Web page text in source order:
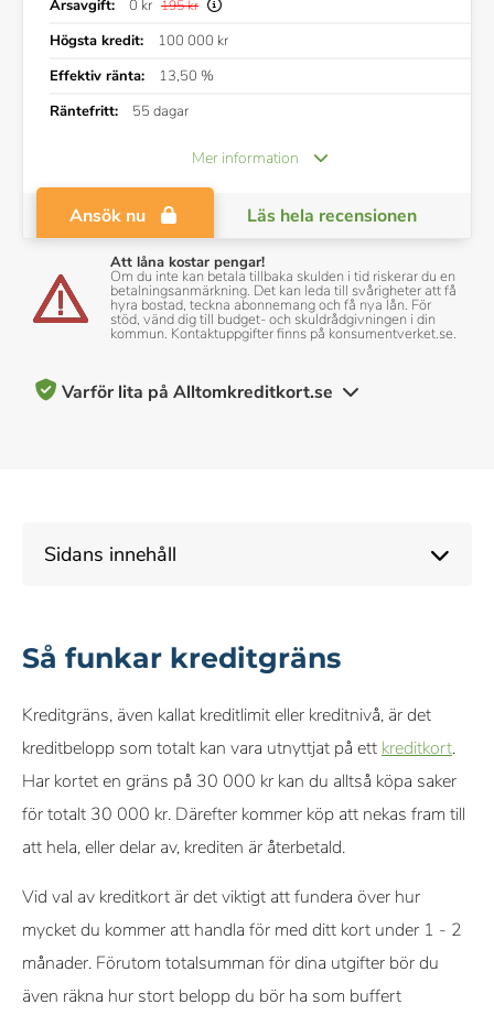
Årsavgift: 0 kr 195 kr
Högsta kredit:
100 000 kr
Effektiv ränta:
13,50 %
Räntefritt:
55 dagar
Mer information
Ansök nu Läs hela recensionen
Att låna kostar pengar!
Om du inte kan betala tillbaka skulden i tid riskerar du en
betalningsanmärkning. Det kan leda till svårigheter att få
hyra bostad, teckna abonnemang och få nya lån. För
stöd, vänd dig till budget- och skuldrådgivningen i din
kommun. Kontaktuppgifter finns på konsumentverket.se.
Varför lita på Alltomkreditkort.se
ekonomi
Vårt innehåll om kreditkort, inklusive betyg och
Vi får provision från vissa samarbetspartners när du ansöker
eller klickar via våra länkar. Detta gör det möjligt för oss att
Sidans innehåll
Så funkar kreditgräns
Kreditgräns, även kallat kreditlimit eller kreditnivå, är det
kreditbelopp som totalt kan vara utnyttjat på ett kreditkort.
Har kortet en gräns på 30 000 kr kan du alltså köpa saker
för totalt 30 000 kr. Därefter kommer köp att nekas fram till
att hela, eller delar av, krediten är återbetald.
Vid val av kreditkort är det viktigt att fundera över hur
mycket du kommer att handla för med ditt kort under 1 - 2
månader. Förutom totalsumman för dina utgifter bör du
även räkna hur stort belopp du bör ha som buffert